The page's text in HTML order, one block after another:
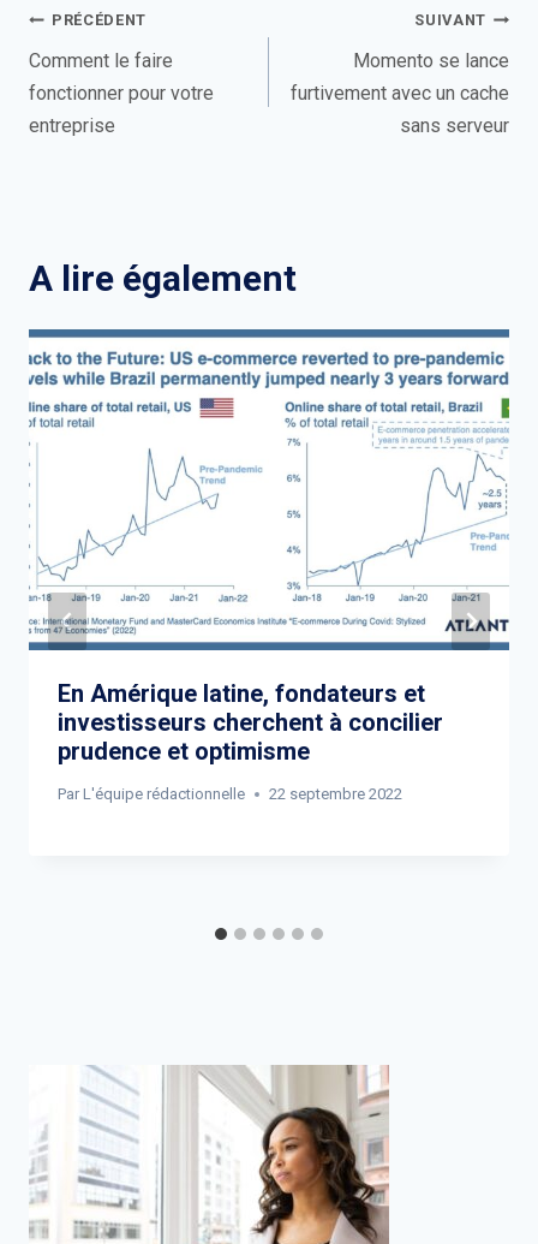
Navigation
de
l’article
PRÉCÉDENT
Comment le faire
fonctionner pour votre
entreprise
SUIVANT
Momento se lance
furtivement avec un cache
sans serveur
A lire également
En Amérique latine, fondateurs et
investisseurs cherchent à concilier
prudence et optimisme
Par L'équipe rédactionnelle 22 septembre 2022